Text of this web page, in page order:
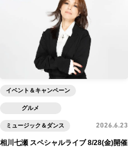
相川七瀬 スペシャルライブ 8/28(金)開催
イベント＆キャンペーン
グルメ
ミュージック＆ダンス 2026.6.23